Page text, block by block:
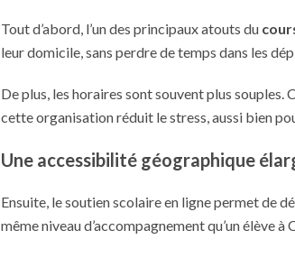
Tout d’abord, l’un des principaux atouts du
leur domicile, sans perdre de temps dans les
De plus, les horaires sont souvent plus
cette organisation réduit le stress, aussi bien
Une accessibilité géographique
Ensuite, le soutien scolaire en ligne permet de
même niveau d’accompagnement qu’un élève à